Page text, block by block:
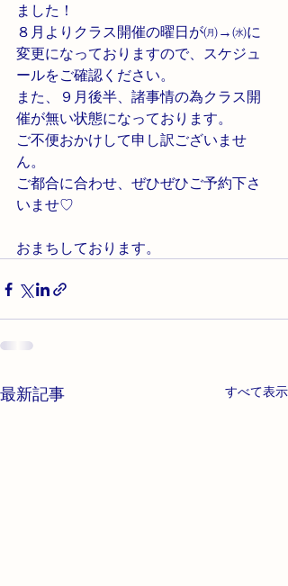
ました！
８月よりクラス開催の曜日が㈪→㈬に
変更になっておりますので、スケジュ
ールをご確認ください。
また、９月後半、諸事情の為クラス開
催が無い状態になっております。
ご不便おかけして申し訳ございませ
ん。
ご都合に合わせ、ぜひぜひご予約下さ
いませ♡
おまちしております。
最新記事 すべて表示